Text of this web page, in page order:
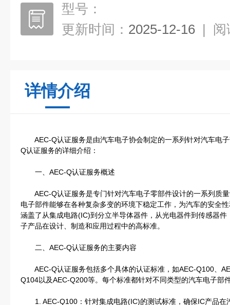
型号：
更新时间： 2025-12-16 | 阅
详情介绍
AEC-Q认证服务是由汽车电子协会制定的一系列针对汽车电
Q认证服务的详细介绍：
一、AEC-Q认证服务概述
AEC-Q认证服务是专门针对汽车电子零部件设计的一系列质
电子部件能够在各种复杂多变的环境下稳定工作，为汽车的安全
涵盖了从集成电路(IC)到分立半导体器件，从光电器件到传感器
子产品在设计、制造和应用过程中的高标准。
二、AEC-Q认证服务的主要内容
AEC-Q认证服务包括多个具体的认证标准，如AEC-Q100、
Q104以及AEC-Q200等。每个标准都针对不同类型的汽车电子部
1. AEC-Q100：针对集成电路(IC)的测试标准，确保IC产品在